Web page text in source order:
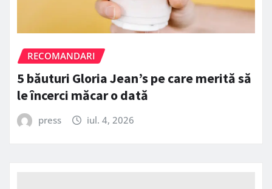
RECOMANDARI
5 băuturi Gloria Jean’s pe care merită să
le încerci măcar o dată
press iul. 4, 2026